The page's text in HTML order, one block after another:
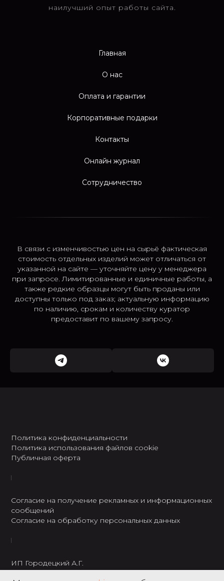
наилучший опыт работы сайта.
Главная
О нас
Оплата и гарантии
Корпоративные подарки
Контакты
Онлайн журнал
Сотрудничество
В связи с изменчивостью цен на сырьё фактическая
стоимость отдельных изделий может отличаться от
указанной на сайте — уточняйте цену у менеджера
при запросе. Лимитированные и единичные работы, а
также редкие образцы могут быть проданы или
доступны только под заказ; актуальную информацию
по наличию, срокам и количеству куратор
предоставит по вашему запросу.
Политика конфиденциальности
Политика использования файлов cookie
Публичная оферта
Согласие на получение рекламных и информационных
сообщений
Согласие на обработку персональных данных
ИП Городецкий А.Г.
ИНН: 237301234120